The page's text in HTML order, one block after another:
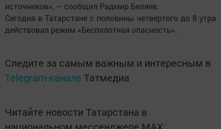
источников», — сообщил Радмир Беляев.
Сегодня в Татарстане с половины четвертого до 8 утра
действовал режим «Беспилотная опасность».
Следите за самым важным и интересным в
Telegram-канале Татмедиа
Читайте новости Татарстана в